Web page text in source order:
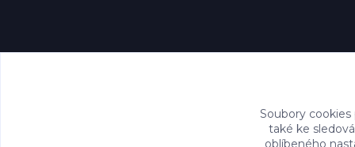
Soubory
také ke
oblíbeného